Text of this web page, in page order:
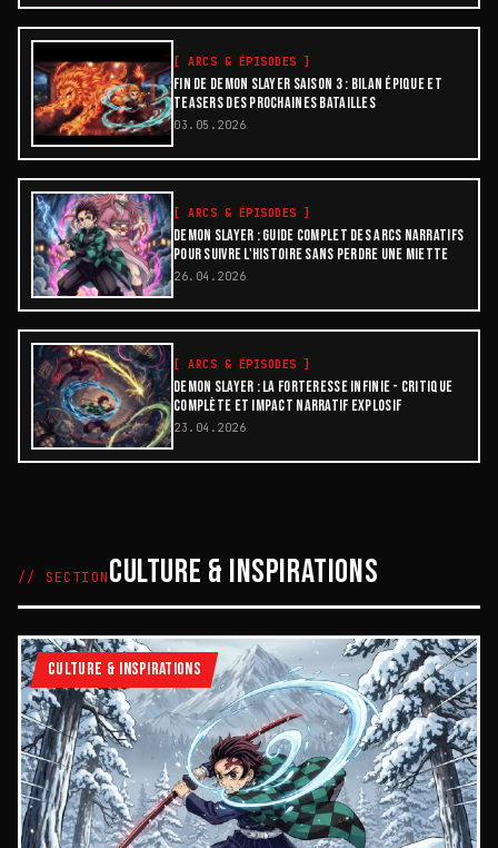
[ ARCS & ÉPISODES ]
FIN DE DEMON SLAYER SAISON 3 : BILAN ÉPIQUE ET
TEASERS DES PROCHAINES BATAILLES
03.05.2026
[ ARCS & ÉPISODES ]
DEMON SLAYER : GUIDE COMPLET DES ARCS NARRATIFS
POUR SUIVRE L'HISTOIRE SANS PERDRE UNE MIETTE
26.04.2026
[ ARCS & ÉPISODES ]
DEMON SLAYER : LA FORTERESSE INFINIE - CRITIQUE
COMPLÈTE ET IMPACT NARRATIF EXPLOSIF
23.04.2026
// SECTIONCULTURE & INSPIRATIONS
CULTURE & INSPIRATIONS